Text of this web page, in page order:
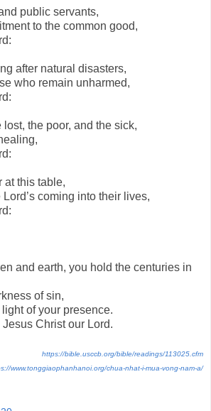
public servants,
to the common good,
after natural disasters,
who remain unharmed,
lost, the poor, and the sick,
at this table,
coming into their lives,
and earth, you hold the centuries in
of sin,
of your presence.
Christ our Lord.
https://bible.usccb.org/bible/readings/113025.cfm
www.tonggiaophanhanoi.org/chua-nhat-i-mua-vong-nam-a/